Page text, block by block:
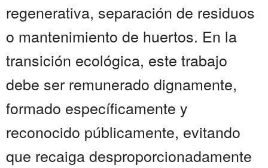
regenerativa, separación de residuos
o mantenimiento de huertos. En la
transición ecológica, este trabajo
debe ser remunerado dignamente,
formado específicamente y
reconocido públicamente, evitando
que recaiga desproporcionadamente